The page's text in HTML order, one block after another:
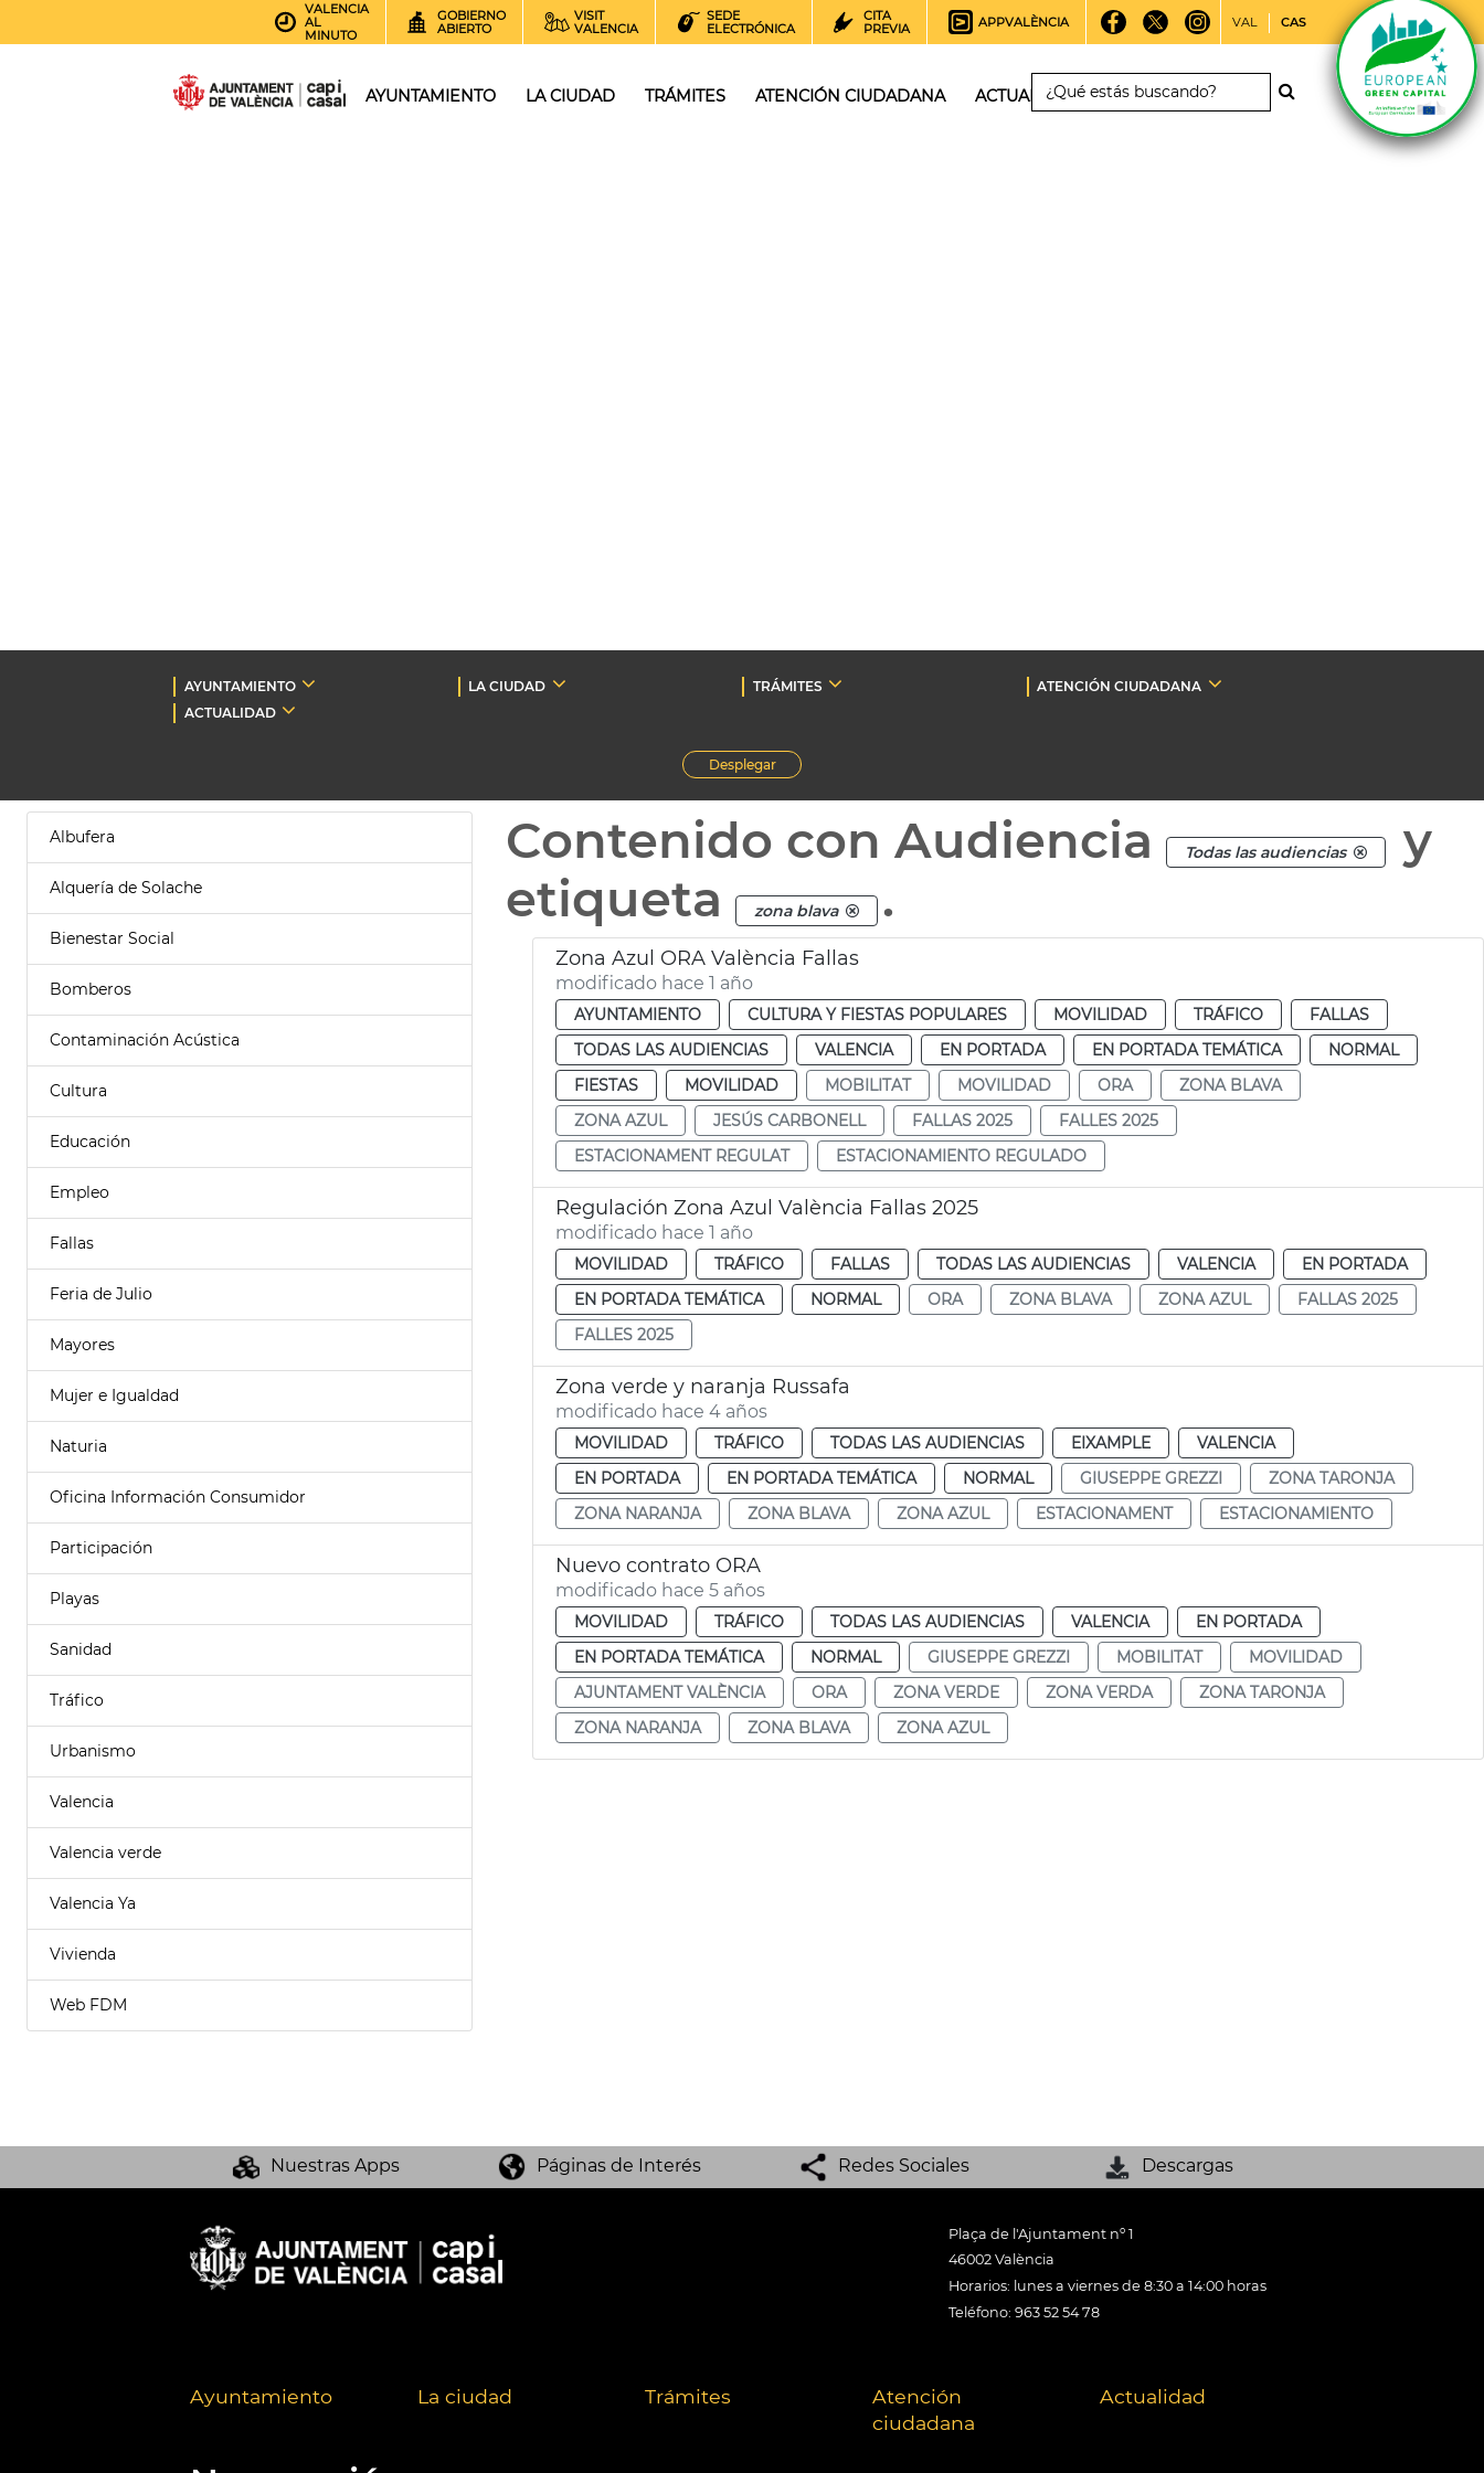
VALENCIA
AL
MINUTO
GOBIERNO
ABIERTO
VISIT
VALENCIA
SEDE
ELECTRÓNICA
CITA
PREVIA
APPVALÈNCIA VAL CAS
AYUNTAMIENTO LA CIUDAD TRÁMITES ATENCIÓN CIUDADANA ACTUALIDAD
AYUNTAMIENTO LA CIUDAD TRÁMITES
ATENCIÓN CIUDADANA
ACTUALIDAD
Desplegar
Albufera
Alquería de Solache
Bienestar Social
Bomberos
Contaminación Acústica
Cultura
Educación
Empleo
Fallas
Feria de Julio
Mayores
Mujer e Igualdad
Naturia
Oficina Información Consumidor
Participación
Playas
Sanidad
Tráfico
Urbanismo
Valencia
Valencia verde
Valencia Ya
Vivienda
Web FDM
Contenido con Audiencia Todas las audiencias
y
etiqueta
zona blava .
Zona Azul ORA València Fallas
modificado hace 1 año
AYUNTAMIENTO CULTURA Y FIESTAS POPULARES MOVILIDAD TRÁFICO
FALLAS
TODAS LAS AUDIENCIAS
VALENCIA EN PORTADA EN PORTADA TEMÁTICA
NORMAL
FIESTAS
MOVILIDAD MOBILITAT MOVILIDAD ORA
ZONA BLAVA
ZONA AZUL
JESÚS CARBONELL FALLAS 2025
FALLES 2025
ESTACIONAMENT REGULAT
ESTACIONAMIENTO REGULADO
Regulación Zona Azul València Fallas 2025
modificado hace 1 año
MOVILIDAD TRÁFICO FALLAS TODAS LAS AUDIENCIAS VALENCIA
EN PORTADA
EN PORTADA TEMÁTICA
NORMAL ORA ZONA BLAVA ZONA AZUL
FALLAS 2025
FALLES 2025
Zona verde y naranja Russafa
modificado hace 4 años
MOVILIDAD TRÁFICO TODAS LAS AUDIENCIAS EIXAMPLE
VALENCIA
EN PORTADA
EN PORTADA TEMÁTICA NORMAL GIUSEPPE GREZZI
ZONA TARONJA
ZONA NARANJA
ZONA BLAVA ZONA AZUL ESTACIONAMENT ESTACIONAMIENTO
Nuevo contrato ORA
modificado hace 5 años
MOVILIDAD TRÁFICO TODAS LAS AUDIENCIAS VALENCIA
EN PORTADA
EN PORTADA TEMÁTICA
NORMAL GIUSEPPE GREZZI MOBILITAT
MOVILIDAD
AJUNTAMENT VALÈNCIA
ORA ZONA VERDE ZONA VERDA
ZONA TARONJA
ZONA NARANJA
ZONA BLAVA ZONA AZUL
Nuestras Apps Páginas de Interés Redes Sociales Descargas
Plaça de l'Ajuntament nº 1
46002 València
Horarios: lunes a viernes de 8:30 a 14:00 horas
Teléfono: 963 52 54 78
Ayuntamiento La ciudad Trámites
Atención
ciudadana
Actualidad